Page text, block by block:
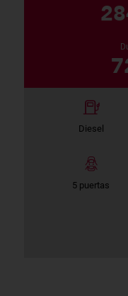
Diesel
5 puertas